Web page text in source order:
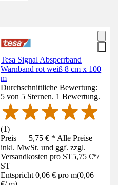
Tesa Signal Absperrband
Warnband rot weiß 8 cm x 100
m
Durchschnittliche Bewertung:
5 von 5 Sternen. 1 Bewertung.
(1)
Preis — 5,75 € * Alle Preise
inkl. MwSt. und ggf. zzgl.
Versandkosten pro ST5,75 €*/
ST
Entspricht 0,06 € pro m(0,06